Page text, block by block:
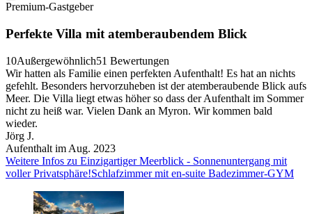
Premium-Gastgeber
Perfekte Villa mit atemberaubendem Blick
10Außergewöhnlich51 Bewertungen
Wir hatten als Familie einen perfekten Aufenthalt! Es hat an nichts
gefehlt. Besonders hervorzuheben ist der atemberaubende Blick aufs
Meer. Die Villa liegt etwas höher so dass der Aufenthalt im Sommer
nicht zu heiß war. Vielen Dank an Myron. Wir kommen bald
wieder.
Jörg J.
Aufenthalt im Aug. 2023
Weitere Infos zu Einzigartiger Meerblick - Sonnenuntergang mit
voller Privatsphäre!Schlafzimmer mit en-suite Badezimmer-GYM